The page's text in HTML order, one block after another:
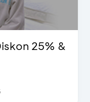
25% &